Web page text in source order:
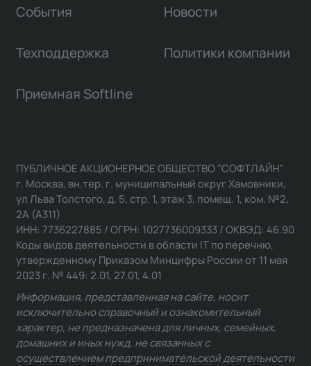
События Новости
Техподдержка Политики компании
Приемная Softline
ПУБЛИЧНОЕ АКЦИОНЕРНОЕ ОБЩЕСТВО "СОФТЛАЙН"
г. Москва, вн.тер. г. муниципальный округ Хамовники,
ул Льва Толстого, д. 5, стр. 1, этаж 3, помещ. 1, ком. №2,
2А (А311)
ИНН: 7736227885 / ОГРН: 1027736009333 / ОКВЭД: 46.90
Коды видов деятельности в области IT по перечню,
утвержденному Приказом Минцифры России от 11 мая
2023 г. № 449: 2.01, 27.01, 4.01
Информация, представленная на сайте, носит
исключительно справочный и ознакомительный
характер, не предназначена для личных, семейных,
домашних и иных нужд, не связанных с
осуществлением предпринимательской деятельности